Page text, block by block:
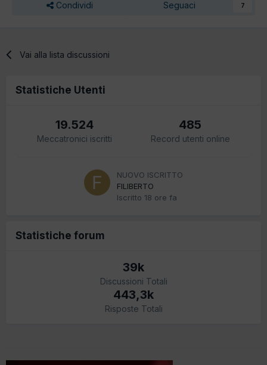
Condividi Seguaci 7
Vai alla lista discussioni
Statistiche Utenti
19.524
Meccatronici iscritti
485
Record utenti online
NUOVO ISCRITTO
FILIBERTO
Iscritto 18 ore fa
Statistiche forum
39k
Discussioni Totali
443,3k
Risposte Totali